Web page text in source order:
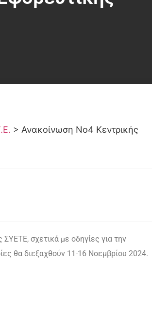
> Ανακοίνωση Νο4 Κεντρικής
σχετικά με οδηγίες για την
θα διεξαχθούν 11-16 Νοεμβρίου 2024.